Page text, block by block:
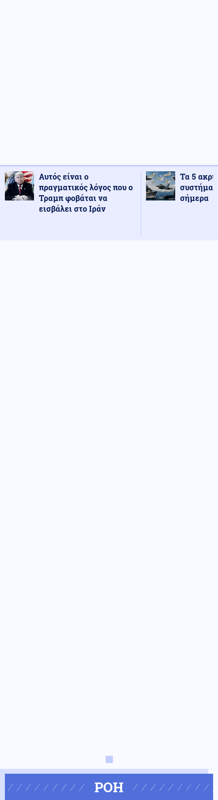
Αυτός είναι ο
πραγματικός λόγος που ο
Τραμπ φοβάται να
εισβάλει στο Ιράν
Τα 5
σήμερα
ΡΟΗ